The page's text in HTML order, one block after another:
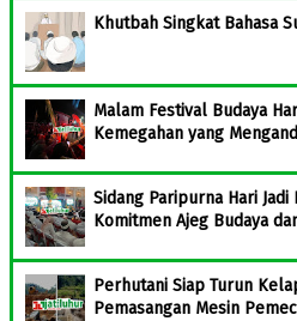
Khutbah Singkat Bahasa
Malam Festival Budaya
Kemegahan yang
Sidang Paripurna Hari
Komitmen Ajeg Budaya
Perhutani Siap Turun
Pemasangan Mesin